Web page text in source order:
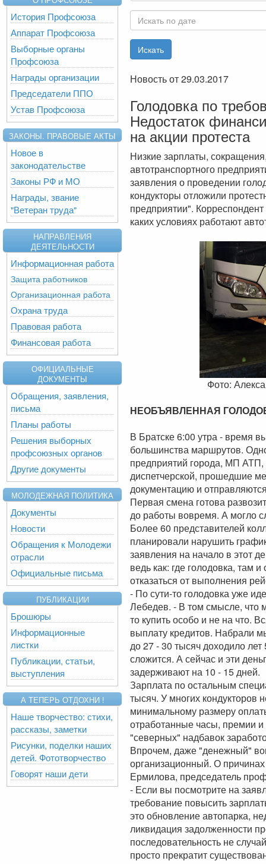
История Профсоюза
Аппарат Профсоюза
Выборные органы
Профсоюза
Награды организации
Председатели ППО
Устав Профсоюза
ЗАКОНЫ. ПРАВОВЫЕ АКТЫ
Новое в
законодательстве
Законы РФ и МО
Награды, звание
"Ветеран труда"
НАПРАВЛЕНИЯ
ДЕЯТЕЛЬНОСТИ
Информационная работа
Защита работников
Организационная работа
Охрана труда
Правовая работа
Финансовая работа
ОФИЦИАЛЬНЫЕ
ДОКУМЕНТЫ
Обращения, заявления,
письма
Планы работы
Решения выборных
профсоюзных органов
Другие документы
МОЛОДЕЖНАЯ ПОЛИТИКА
Документы
Новости
Обращения к Молодежи
отрасли
Официальные письма
ПУБЛИКАЦИИ
Брошюры
Информационные
листки
Публикации, статьи,
выступления
А ТЕПЕРЬ ОТДОХНИ !
Наше творчество: стихи,
рассказы, заметки
Рисунки, поделки наших
детей. Фототворчество
Говорят наши дети
Новость от 29.03.2017
Голодовка по
Недостаток
на акции протеста
Низкие зарплаты,
автотранспортного
заявления о проведении
кондукторы отложили
предприятии".
каких условиях работают
Фото:
НЕОБЪЯВЛЕННАЯ
В Братске 6:00 утра - время
большинства маршрутов.
предприятий города, МП АТП,
диспетчерской, прошедшие
документацию и
Первая смена готова
до работы вовремя. А могло
Более 60 представителей
планировали нарушить
заявления на начало в этот
ведь как: где голодовка, там
отказаться от выполнения
- По сути-то голодовка уже
Лебедев. - В том смысле, что
то купить особо и не на что.
выплату кредитов. Набрали
до 27 - 30 тысяч доходило лет
сложится. А сейчас и эти
задерживают на 10 - 15 дней.
Зарплата по остальным
тысяч. У многих кондукторов
минимальному размеру
отработанные часы, премии и
"северных" надбавок
Впрочем, даже "денежный"
организационный. О
Ермилова, председатель
- Если вы посмотрите на
требование повысить
это обновление автопарка,
ликвидация задолженности
последовательность не
просто прекратит